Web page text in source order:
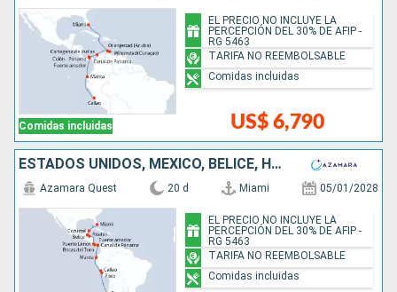
Comidas incluidas US$ 6,790
EL PRECIO NO INCLUYE LA
PERCEPCIÓN DEL 30% DE AFIP -
RG 5463
TARIFA NO REEMBOLSABLE
Comidas incluidas
ESTADOS UNIDOS, MÉXICO, BELICE, HONDURAS, COSTA RICA, PANAMÁ, ECUADOR, PERÚ, CHILE
Azamara Quest 20 d Miami 05/01/2028
EL PRECIO NO INCLUYE LA
PERCEPCIÓN DEL 30% DE AFIP -
RG 5463
TARIFA NO REEMBOLSABLE
Comidas incluidas